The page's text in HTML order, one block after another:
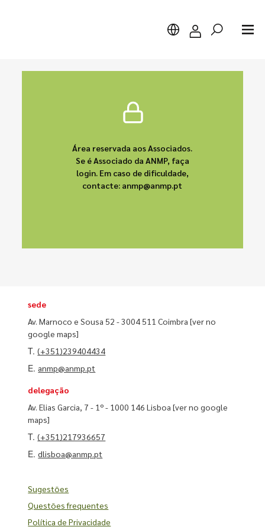
Área reservada aos Associados.
Se é Associado da ANMP, faça
login. Em caso de dificuldade,
contacte: anmp@anmp.pt
sede
Av. Marnoco e Sousa 52 - 3004 511 Coimbra[ver no
google maps]
T.(+351)239404434
E. anmp@anmp.pt
delegação
Av. Elias Garcia, 7 - 1º - 1000 146 Lisboa[ver no google
maps]
T.(+351)217936657
E.dlisboa@anmp.pt
Sugestões
Questões frequentes
Política de Privacidade